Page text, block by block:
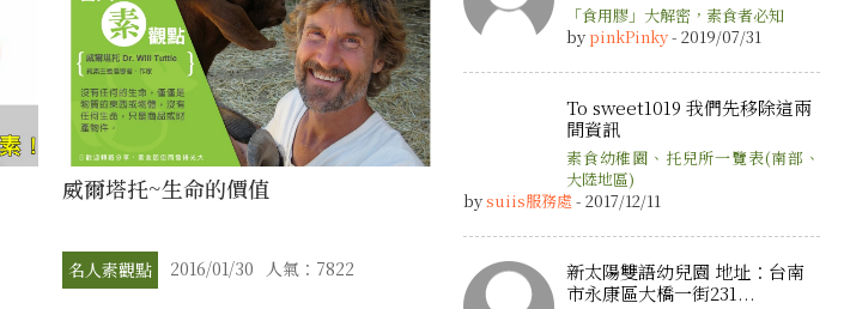
威爾塔托~生命的價值
名人素觀點 2016/01/30 人氣：7822
「食用膠」大解密，素食者必知
bypinkPinky- 2019/07/31
To sweet1019 我們先移除這兩
間資訊
素食幼稚園、托兒所一覽表(南部、
大陸地區)
bysuiis服務處 - 2017/12/11
新太陽雙語幼兒園 地址：台南
市永康區大橋一街231...